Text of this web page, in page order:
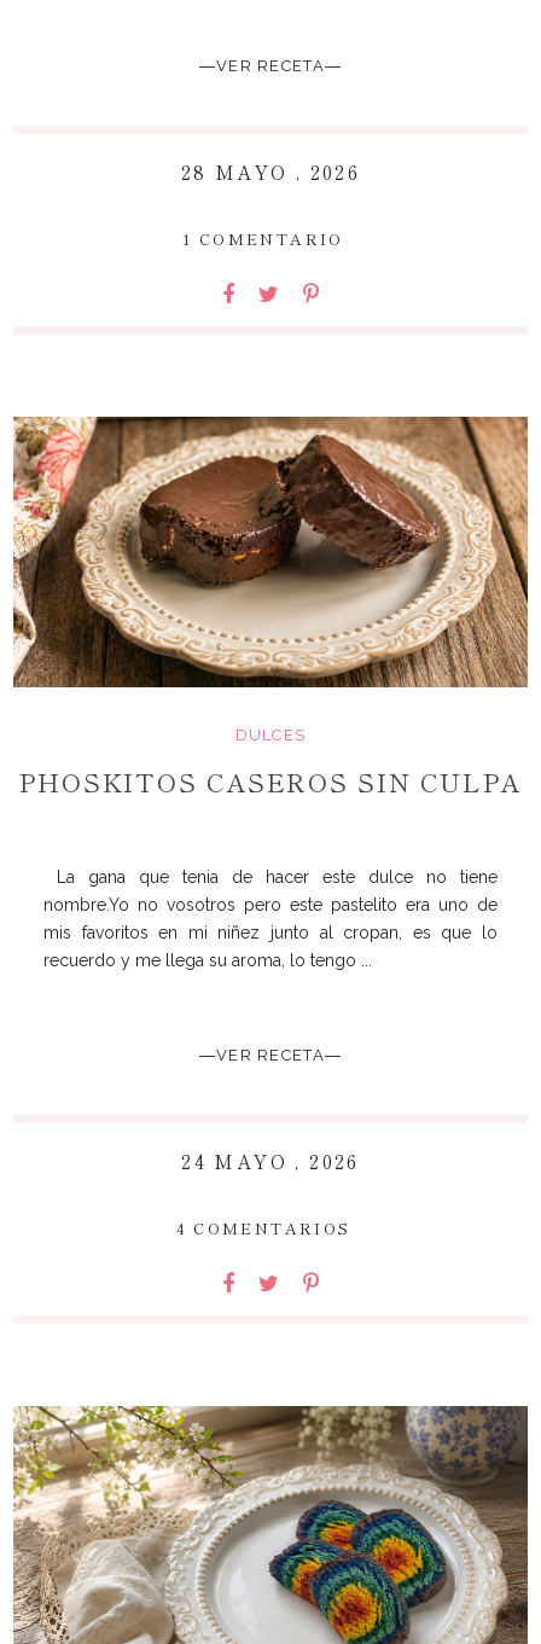
―VER RECETA―
28 MAYO , 2026
1 COMENTARIO
DULCES
PHOSKITOS CASEROS SIN CULPA
La gana que tenia de hacer este dulce no tiene
nombre.Yo no vosotros pero este pastelito era uno de
mis favoritos en mi niñez junto al cropan, es que lo
recuerdo y me llega su aroma, lo tengo ...
―VER RECETA―
24 MAYO , 2026
4 COMENTARIOS